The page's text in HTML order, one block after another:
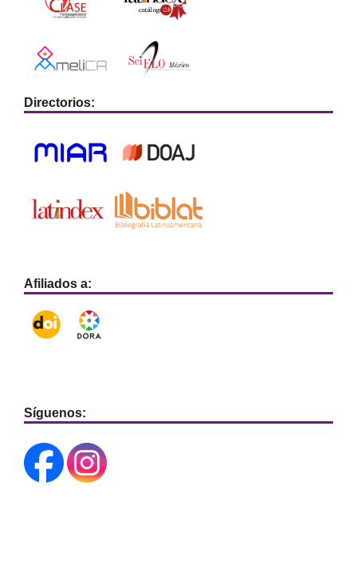
Directorios:
Afiliados a:
Síguenos: